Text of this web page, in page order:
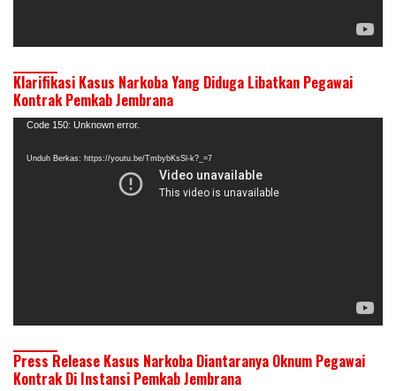
Klarifikasi Kasus Narkoba Yang Diduga Libatkan Pegawai
Kontrak Pemkab Jembrana
Pemutar
Code 150: Unknown error.
Unduh Berkas: https://youtu.be/TmbybKsSl-k?_=7
Press Release Kasus Narkoba Diantaranya Oknum Pegawai
Kontrak Di Instansi Pemkab Jembrana